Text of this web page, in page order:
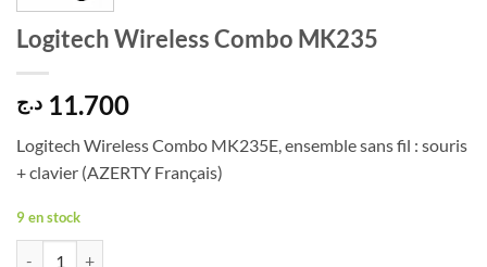
Logitech Wireless Combo MK235
11.700 د.ج
Logitech Wireless Combo MK235E, ensemble sans fil : souris
+ clavier (AZERTY Français)
9 en stock